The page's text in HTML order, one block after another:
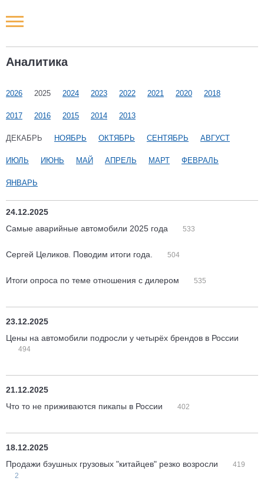
Аналитика
2026 2025 2024 2023 2022 2021 2020 2018
2017 2016 2015 2014 2013
ДЕКАБРЬ НОЯБРЬ ОКТЯБРЬ СЕНТЯБРЬ АВГУСТ
ИЮЛЬ ИЮНЬ МАЙ АПРЕЛЬ МАРТ ФЕВРАЛЬ
ЯНВАРЬ
24.12.2025
Самые аварийные автомобили 2025 года
533
Сергей Целиков. Поводим итоги года. 504
Итоги опроса по теме отношения с дилером 535
23.12.2025
Цены на автомобили подросли у четырёх брендов в России
494
21.12.2025
Что то не приживаются пикапы в России
402
18.12.2025
Продажи бэушных грузовых "китайцев" резко возросли
419
2
Новости РФ
Наши мероприятия
Статьи